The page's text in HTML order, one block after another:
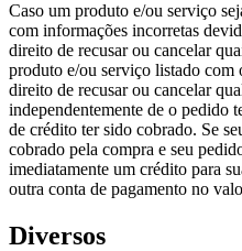
Caso um produto e/ou serviço
com informações incorretas
direito de recusar ou cancelar
produto e/ou serviço listado com
direito de recusar ou cancelar
independentemente de o pedido
de crédito ter sido cobrado. Se
cobrado pela compra e seu
imediatamente um crédito para
outra conta de pagamento no
Diversos